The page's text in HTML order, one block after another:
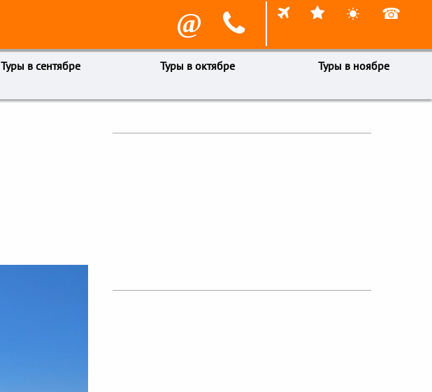
@     ☎
Туры в сентябре Туры в октябре Туры в ноябре